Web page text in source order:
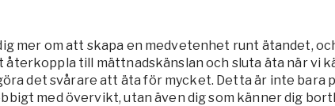
mer om att skapa en medvetenhet runt ätandet,
återkoppla till mättnadskänslan och sluta äta när vi
det svårare att äta för mycket. Detta är inte bara
med övervikt, utan även dig som känner dig